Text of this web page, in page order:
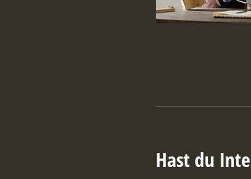
Hast du